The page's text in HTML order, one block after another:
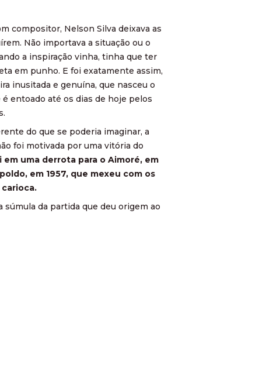
compositor, Nelson Silva deixava as
Não importava a situação ou o
a inspiração vinha, tinha que ter
em punho. E foi exatamente assim,
inusitada e genuína, que nasceu o
é entoado até os dias de hoje pelos
do que se poderia imaginar, a
foi motivada por uma vitória do
em uma derrota para o Aimoré, em
em 1957, que mexeu com os
súmula da partida que deu origem ao